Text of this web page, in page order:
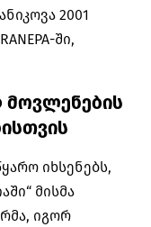
2001
ში,
მოვლენების
იხსენებს,
მისმა
იგორ